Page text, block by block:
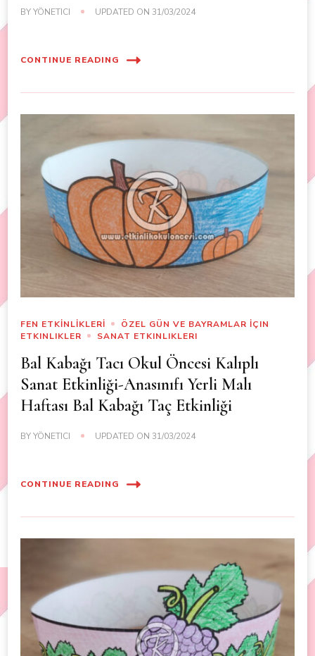
BYYÖNETICI UPDATED ON 31/03/2024
CONTINUE READING
FEN ETKİNLİKLERİ
ÖZEL GÜN VE BAYRAMLAR İÇIN
ETKINLIKLER
SANAT ETKINLIKLERI
Bal Kabağı Tacı Okul Öncesi Kalıplı
Sanat Etkinliği-Anasınıfı Yerli Malı
Haftası Bal Kabağı Taç Etkinliği
BYYÖNETICI UPDATED ON 31/03/2024
CONTINUE READING